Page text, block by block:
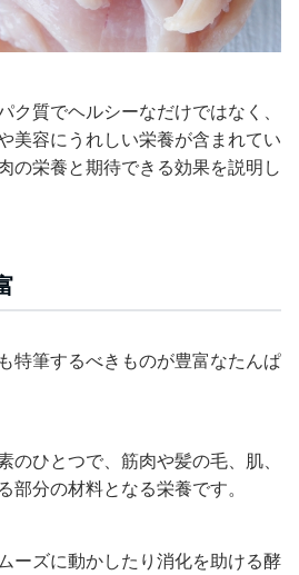
ク質でヘルシーなだけではなく、
美容にうれしい栄養が含まれてい
の栄養と期待できる効果を説明し
特筆するべきものが豊富なたんぱ
のひとつで、筋肉や髪の毛、肌、
部分の材料となる栄養です。
ーズに動かしたり消化を助ける酵